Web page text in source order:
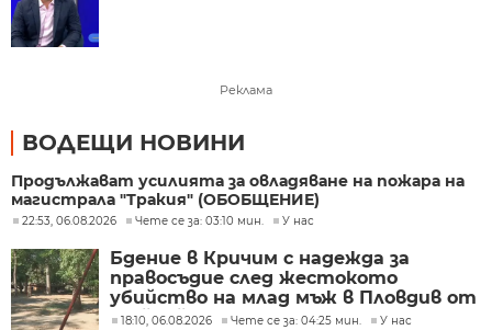
Реклама
ВОДЕЩИ НОВИНИ
Продължават усилията за овладяване на пожара на
магистрала "Тракия" (ОБОБЩЕНИЕ)
22:53, 06.08.2026 Чете се за: 03:10 мин. У нас
Бдение в Кричим с надежда за
правосъдие след жестокото
убийство на млад мъж в Пловдив от
тийнейджъри
18:10, 06.08.2026 Чете се за: 04:25 мин. У нас